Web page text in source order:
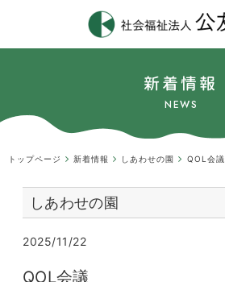
新着情報
NEWS
トップページ 新着情報 しあわせの園 QOL会議
しあわせの園
2025/11/22
QOL会議